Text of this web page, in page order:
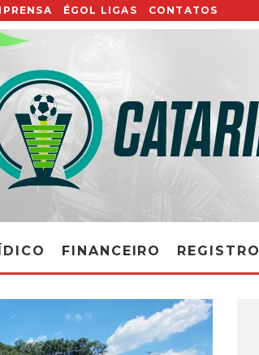
ÉGOL LIGAS CONTATOS
FINANCEIRO REGISTRO